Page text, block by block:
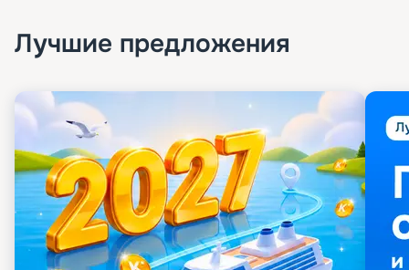
Лучшие предложения